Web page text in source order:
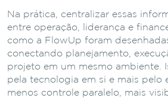
Na prática, centralizar essas
entre operação, liderança e
como a FlowUp foram
conectando planejamento,
projeto em um mesmo ambiente.
pela tecnologia em si e mais pelo
menos controle paralelo, mais